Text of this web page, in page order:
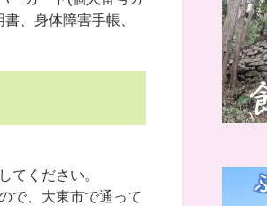
、身体障害手帳、
てください。
で、大東市で通って